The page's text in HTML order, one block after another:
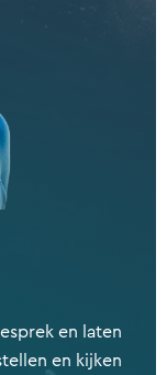
en laten
en kijken